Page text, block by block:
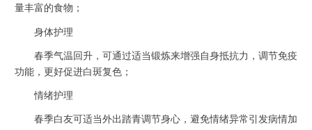
量丰富的食物；
身体护理
春季气温回升，可通过适当锻炼来增强自身抵抗力，调节免疫
功能，更好促进白斑复色；
情绪护理
春季白友可适当外出踏青调节身心，避免情绪异常引发病情加